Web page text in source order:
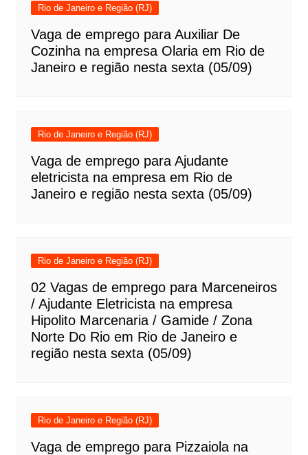
Rio de Janeiro e Região (RJ)
Vaga de emprego para Auxiliar De
Cozinha na empresa Olaria em Rio de
Janeiro e região nesta sexta (05/09)
Rio de Janeiro e Região (RJ)
Vaga de emprego para Ajudante
eletricista na empresa em Rio de
Janeiro e região nesta sexta (05/09)
Rio de Janeiro e Região (RJ)
02 Vagas de emprego para Marceneiros
/ Ajudante Eletricista na empresa
Hipolito Marcenaria / Gamide / Zona
Norte Do Rio em Rio de Janeiro e
região nesta sexta (05/09)
Rio de Janeiro e Região (RJ)
Vaga de emprego para Pizzaiola na